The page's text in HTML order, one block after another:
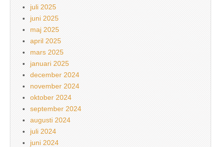
juli 2025
juni 2025
maj 2025
april 2025
mars 2025
januari 2025
december 2024
november 2024
oktober 2024
september 2024
augusti 2024
juli 2024
juni 2024